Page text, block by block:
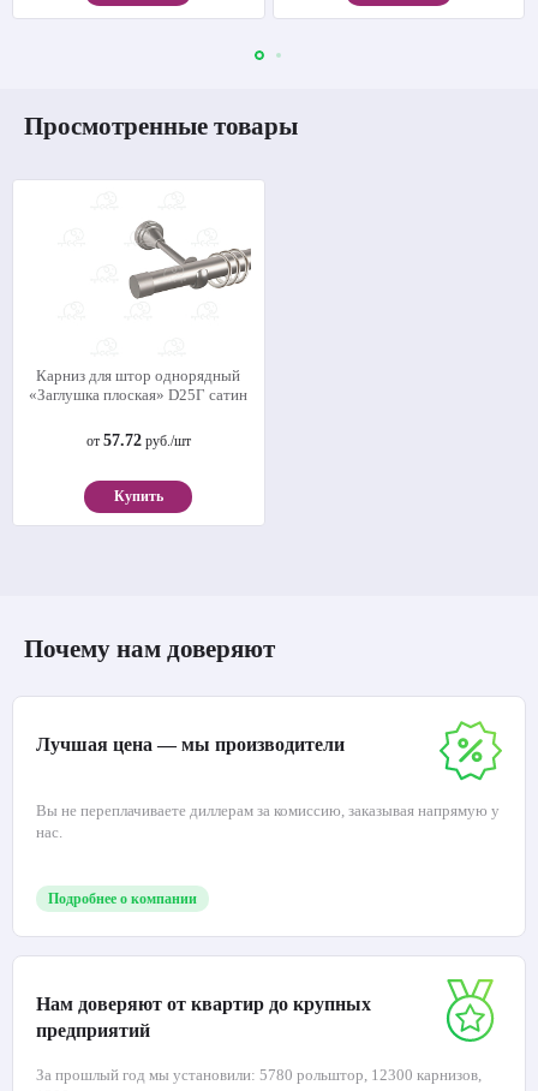
Просмотренные товары
Карниз для штор однорядный
«Заглушка плоская» D25Г сатин
от 57.72руб./шт
Купить
Почему нам доверяют
Лучшая цена — мы производители
Вы не переплачиваете диллерам за комиссию, заказывая напрямую у
нас.
Подробнее о компании
Нам доверяют от квартир до крупных
предприятий
За прошлый год мы установили: 5780 рольштор, 12300 карнизов,